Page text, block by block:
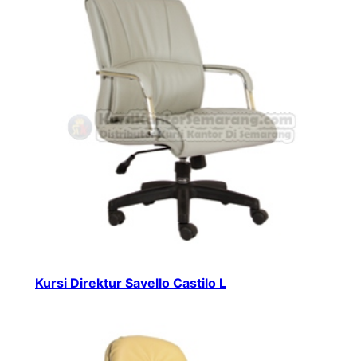
Kursi Direktur Savello Castilo L